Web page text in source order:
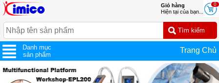
0
Giỏ hàng
Hiện tại của bạn...
Danh mục
sản phẩm
Trang Chủ